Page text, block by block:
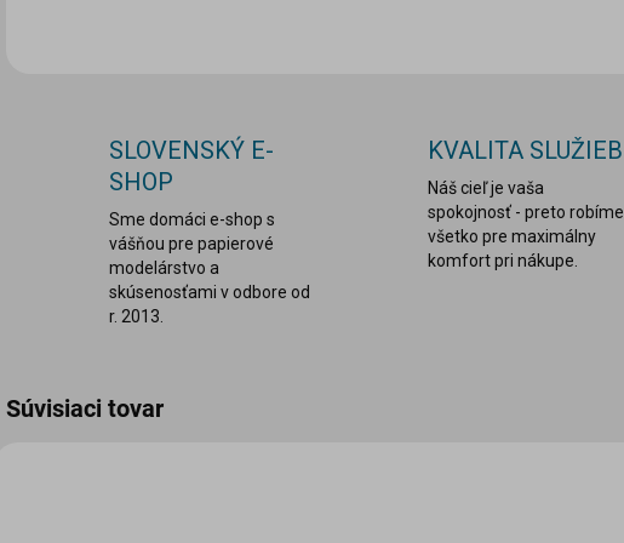
SLOVENSKÝ E-
SHOP
Sme domáci e-shop s
vášňou pre papierové
modelárstvo a
skúsenosťami v odbore od
r. 2013.
KVALITA SLUŽIEB
Náš cieľ je vaša
spokojnosť - preto robíme
všetko pre maximálny
komfort pri nákupe.
Súvisiaci tovar